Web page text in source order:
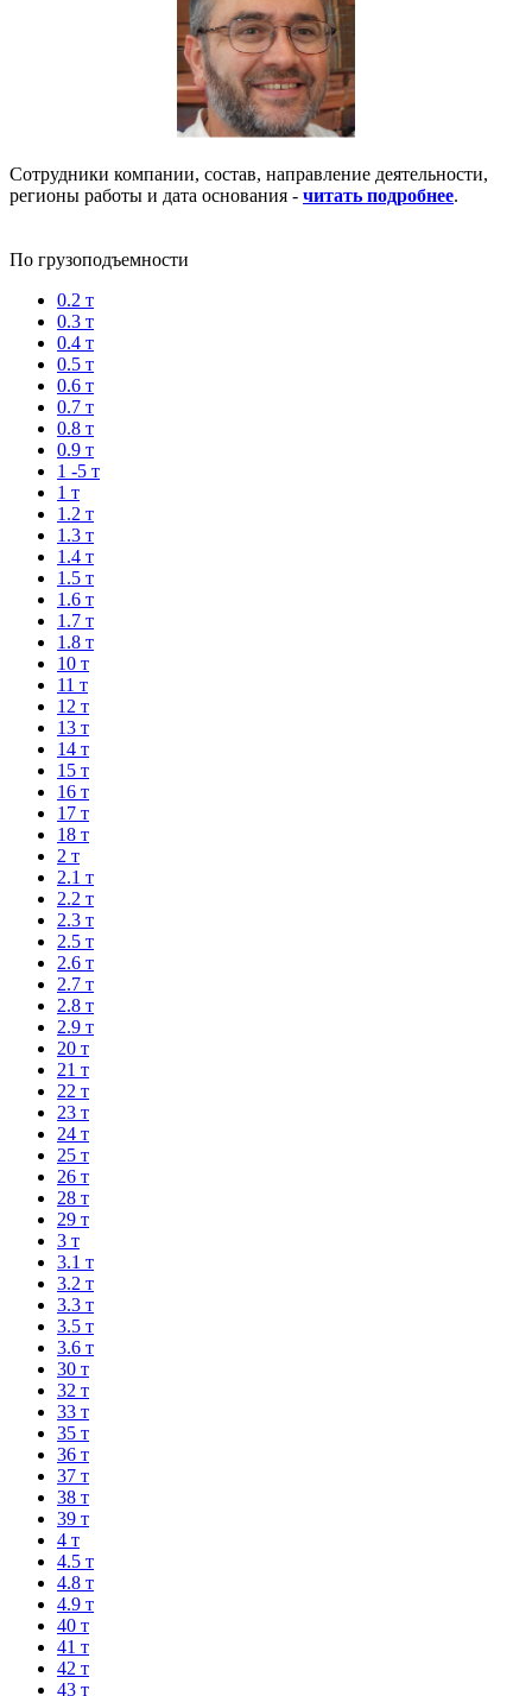
Сотрудники компании, состав, направление деятельности,
регионы работы и дата основания - читать подробнее.
По грузоподъемности
0.2 т
0.3 т
0.4 т
0.5 т
0.6 т
0.7 т
0.8 т
0.9 т
1 -5 т
1 т
1.2 т
1.3 т
1.4 т
1.5 т
1.6 т
1.7 т
1.8 т
10 т
11 т
12 т
13 т
14 т
15 т
16 т
17 т
18 т
2 т
2.1 т
2.2 т
2.3 т
2.5 т
2.6 т
2.7 т
2.8 т
2.9 т
20 т
21 т
22 т
23 т
24 т
25 т
26 т
28 т
29 т
3 т
3.1 т
3.2 т
3.3 т
3.5 т
3.6 т
30 т
32 т
33 т
35 т
36 т
37 т
38 т
39 т
4 т
4.5 т
4.8 т
4.9 т
40 т
41 т
42 т
43 т